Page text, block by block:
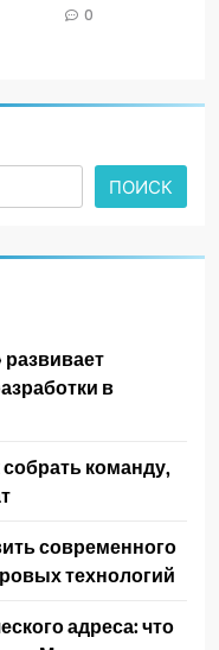
0
ПОИСК
в
команду,
современного
технологий
адреса: что